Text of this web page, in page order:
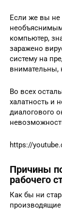
Если же вы не
компьютер,
заражено
систему на
внимательны,
Во всех
халатность и
диалогового
https://
Причины
рабочего
Как бы ни